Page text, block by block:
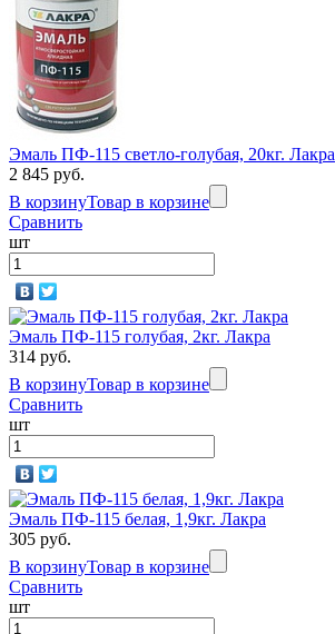
Эмаль ПФ-115 светло-голубая, 20кг. Лакра
2 845 руб.
В корзинуТовар в корзине
Сравнить
шт
Эмаль ПФ-115 голубая, 2кг. Лакра
314 руб.
В корзинуТовар в корзине
Сравнить
шт
Эмаль ПФ-115 белая, 1,9кг. Лакра
305 руб.
В корзинуТовар в корзине
Сравнить
шт